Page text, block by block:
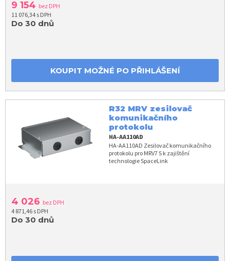
9 154 bez DPH
11 076,34 s DPH
Do 30 dnů
KOUPIT MOŽNÉ PO PŘIHLÁŠENÍ
R32 MRV zesilovač
komunikačního
protokolu
HA-AA110AD
HA-AA110AD Zesilovač komunikačního
protokolu pro MRV7 S k zajištění
technologie SpaceLink
4 026 bez DPH
4 871,46 s DPH
Do 30 dnů